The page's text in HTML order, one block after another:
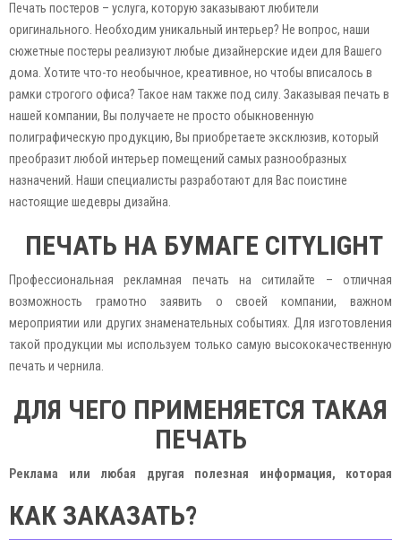
Печать постеров – услуга, которую заказывают любители
оригинального. Необходим уникальный интерьер? Не вопрос, наши
сюжетные постеры реализуют любые дизайнерские идеи для Вашего
дома. Хотите что-то необычное, креативное, но чтобы вписалось в
рамки строгого офиса? Такое нам также под силу. Заказывая печать в
нашей компании, Вы получаете не просто обыкновенную
полиграфическую продукцию, Вы приобретаете эксклюзив, который
преобразит любой интерьер помещений самых разнообразных
назначений. Наши специалисты разработают для Вас поистине
настоящие шедевры дизайна.
ПЕЧАТЬ НА БУМАГЕ CITYLIGHT
Профессиональная рекламная печать на ситилайте – отличная
возможность грамотно заявить о своей компании, важном
мероприятии или других знаменательных событиях. Для изготовления
такой продукции мы используем только самую высококачественную
печать и чернила.
ДЛЯ ЧЕГО ПРИМЕНЯЕТСЯ ТАКАЯ
ПЕЧАТЬ
Реклама или любая другая полезная информация, которая
Театральной. Реклама спектаклей, концертов, хореографических
КАК ЗАКАЗАТЬ?